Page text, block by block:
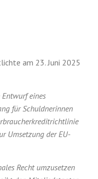
am 23. Juni 2025
eines
für Schuldnerinnen
Umsetzung der EU-
Recht umzusetzen